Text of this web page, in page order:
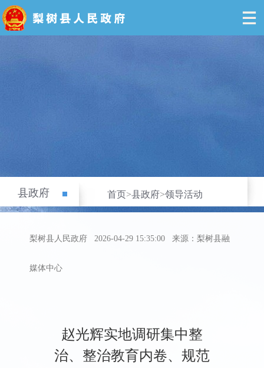
县政府 首页>县政府>领导活动
梨树县人民政府 2026-04-29 15:35:00 来源：梨树县融
媒体中心
赵光辉实地调研集中整
治、整治教育内卷、规范